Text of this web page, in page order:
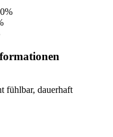
%
fühlbar, dauerhaft